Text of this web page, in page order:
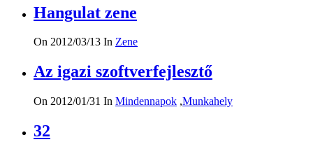
Hangulat zene
On 2012/03/13 In Zene
Az igazi szoftverfejlesztő
On 2012/01/31 In Mindennapok ,Munkahely
32